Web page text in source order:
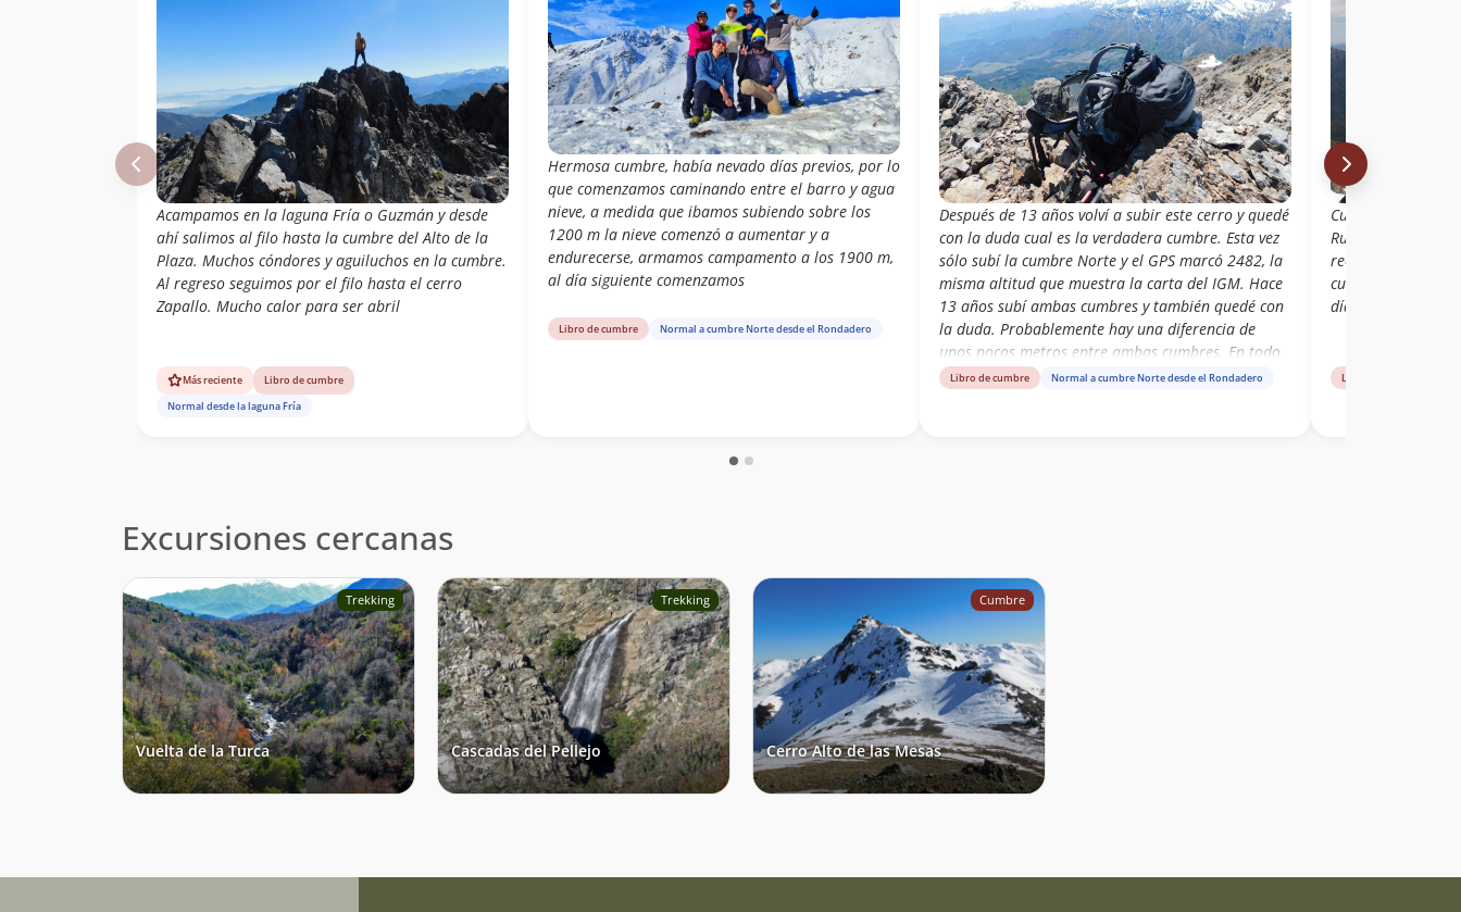
Acampamos en la laguna Fría o Guzmán y desde
ahí salimos al filo hasta la cumbre del Alto de la
Plaza. Muchos cóndores y aguiluchos en la cumbre.
Al regreso seguimos por el filo hasta el cerro
Zapallo. Mucho calor para ser abril
Más reciente
Libro de cumbre
Normal desde la laguna Fría
Hermosa cumbre, había nevado días previos, por lo
que comenzamos caminando entre el barro y agua
nieve, a medida que ibamos subiendo sobre los
1200 m la nieve comenzó a aumentar y a
endurecerse, armamos campamento a los 1900 m,
al día siguiente comenzamos
Libro de cumbre Normal a cumbre Norte desde el Rondadero
Después de 13 años volví a subir este cerro y quedé
con la duda cual es la verdadera cumbre. Esta vez
sólo subí la cumbre Norte y el GPS marcó 2482, la
misma altitud que muestra la carta del IGM. Hace
13 años subí ambas cumbres y también quedé con
la duda. Probablemente hay una diferencia de
unos pocos metros entre ambas cumbres. En todo
caso, vale la pena para tener una buena vista de
Libro de cumbre Normal a cumbre Norte desde el Rondadero
Cumbre durante
Rubiana.
recorrimos la
cumbre del
días.
Libro de cumbre
Excursiones cercanas
Trekking
Vuelta de la Turca
Trekking
Cascadas del Pellejo
Cumbre
Cerro Alto de las Mesas